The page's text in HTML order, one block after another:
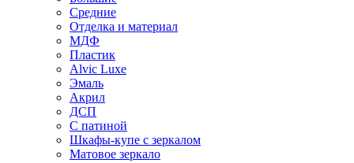
Средние
Отделка и материал
МДФ
Пластик
Alvic Luxe
Эмаль
Акрил
ДСП
С патиной
Шкафы-купе с зеркалом
Матовое зеркало